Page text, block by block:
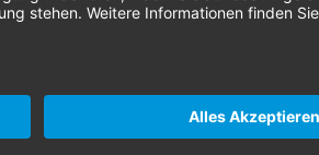
© 2026 Nordenta Handelsgesellschaft